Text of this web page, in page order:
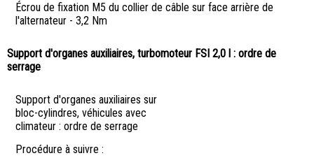
Écrou de fixation M5 du collier de câble sur face arrière de
l'alternateur - 3,2 Nm
Support d'organes auxiliaires, turbomoteur FSI 2,0 l : ordre de
serrage
Support d'organes auxiliaires sur
bloc-cylindres, véhicules avec
climateur : ordre de serrage
Procédure à suivre :